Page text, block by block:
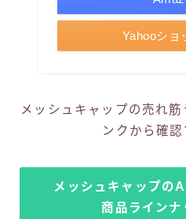
Yahooショ
メッシュキャップの売れ
ンクから確認
メッシュキャップの
商品ラインナ